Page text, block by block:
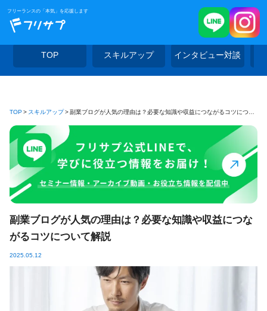
フリーランスの「本気」を応援します
TOP スキルアップ インタビュー対談
TOP スキルアップ 副業ブログが人気の理由は？必要な知識や収益につながるコツについて解説
副業ブログが人気の理由は？必要な知識や収益につな
がるコツについて解説
2025.05.12